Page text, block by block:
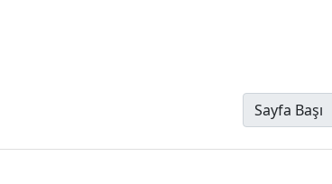
Sayfa Başı